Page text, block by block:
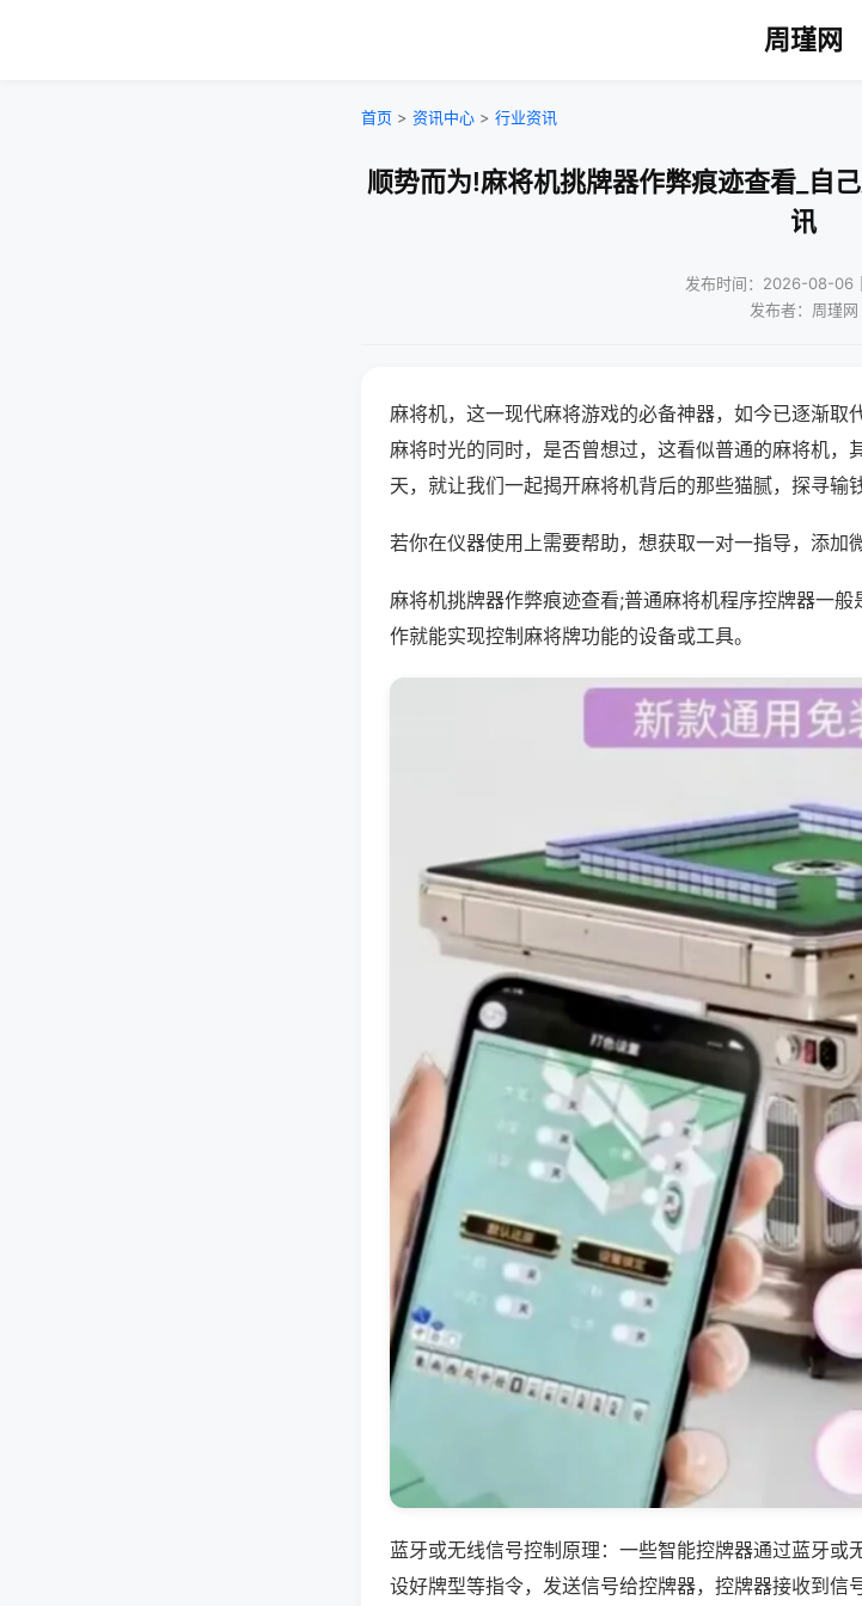
周瑾网
首页 > 资讯中心 > 行业资讯
顺势而为!麻将机挑牌器作弊痕迹查看_自
讯
发布时间：2026-08-06
发布者：周瑾网
麻将机，这一现代麻将游戏的必备神器，如今已逐渐取
麻将时光的同时，是否曾想过，这看似普通的麻将机，
天，就让我们一起揭开麻将机背后的那些猫腻，探寻输
若你在仪器使用上需要帮助，想获取一对一指导，添加
麻将机挑牌器作弊痕迹查看;普通麻将机程序控牌器一
作就能实现控制麻将牌功能的设备或工具。
蓝牙或无线信号控制原理：一些智能控牌器通过蓝牙
设好牌型等指令，发送信号给控牌器，控牌器接收到信